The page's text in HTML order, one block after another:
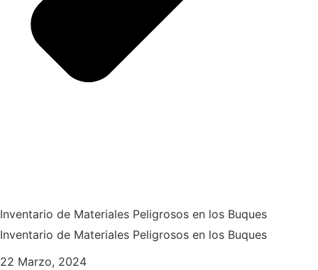
Inventario de Materiales Peligrosos en los Buques
Inventario de Materiales Peligrosos en los Buques
22 Marzo, 2024